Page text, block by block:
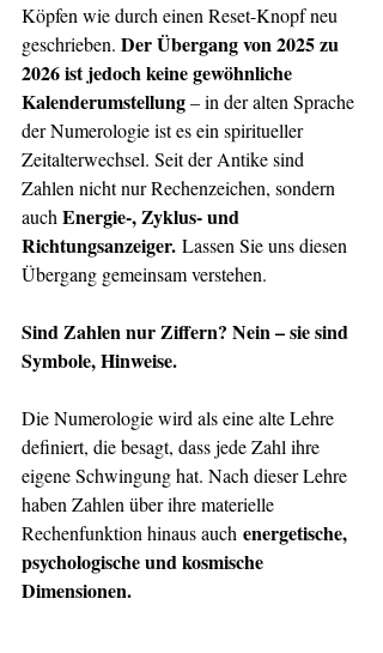
Köpfen wie durch einen Reset-Knopf neu
geschrieben. Der Übergang von 2025 zu
2026 ist jedoch keine gewöhnliche
Kalenderumstellung – in der alten Sprache
der Numerologie ist es ein spiritueller
Zeitalterwechsel. Seit der Antike sind
Zahlen nicht nur Rechenzeichen, sondern
auch Energie-, Zyklus- und
Richtungsanzeiger. Lassen Sie uns diesen
Übergang gemeinsam verstehen.
Sind Zahlen nur Ziffern? Nein – sie sind
Symbole, Hinweise.
Die Numerologie wird als eine alte Lehre
definiert, die besagt, dass jede Zahl ihre
eigene Schwingung hat. Nach dieser Lehre
haben Zahlen über ihre materielle
Rechenfunktion hinaus auch energetische,
psychologische und kosmische
Dimensionen.